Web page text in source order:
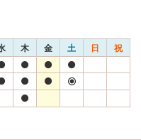
木 金 土 日 祝